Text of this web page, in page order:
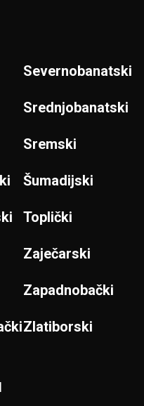
Severnobanatski
Srednjobanatski
Sremski
Šumadijski
Toplički
Zaječarski
Zapadnobački
Zlatiborski